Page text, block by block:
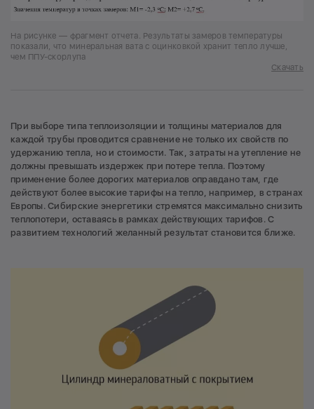
На рисунке — фрагмент отчета. Результаты замеров температуры
показали, что минеральная вата с оцинковкой хранит тепло лучше,
чем ППУ-скорлупа
Скачать
При выборе типа теплоизоляции и толщины материалов для
каждой трубы проводится сравнение не только их свойств по
удержанию тепла, но и стоимости. Так, затраты на утепление не
должны превышать издержек при потере тепла. Поэтому
применение более дорогих материалов оправдано там, где
действуют более высокие тарифы на тепло, например, в странах
Европы. Сибирские энергетики стремятся максимально снизить
теплопотери, оставаясь в рамках действующих тарифов. С
развитием технологий желанный результат становится ближе.